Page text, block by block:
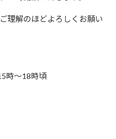
理解のほどよろしくお願い
時～18時頃